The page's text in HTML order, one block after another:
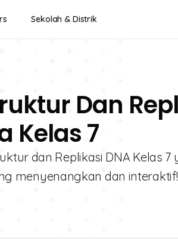
Sekolah & Distrik
Dan
Kelas 7
dan Replikasi DNA Kelas
menyenangkan dan interaktif!